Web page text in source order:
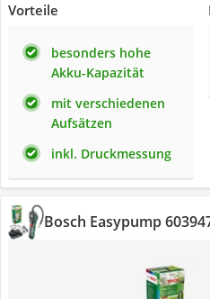
Vorteile
besonders hohe
Akku-Kapazität
mit verschiedenen
Aufsätzen
inkl. Druckmessung
Bosch Easypump